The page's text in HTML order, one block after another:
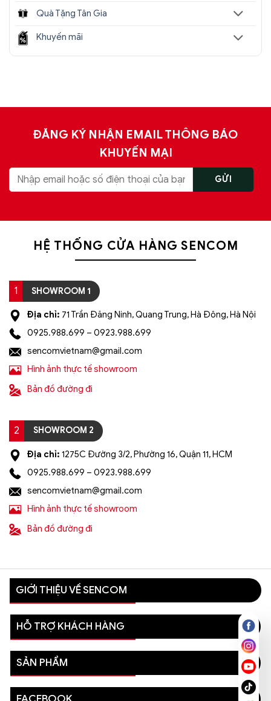
Quà Tặng Tân Gia
Khuyến mãi
ĐĂNG KÝ NHẬN EMAIL THÔNG BÁO
KHUYẾN MẠI
HỆ THỐNG CỬA HÀNG SENCOM
1 SHOWROOM 1
Địa chỉ: 71 Trần Đăng Ninh, Quang Trung, Hà Đông, Hà Nội
0925.988.699 – 0923.988.699
sencomvietnam@gmail.com
Hình ảnh thực tế showroom
Bản đồ đường đi
2 SHOWROOM 2
Địa chỉ: 1275C Đường 3/2, Phường 16, Quận 11, HCM
0925.988.699 – 0923.988.699
sencomvietnam@gmail.com
Hình ảnh thực tế showroom
Bản đồ đường đi
GIỚI THIỆU VỀ SENCOM
HỖ TRỢ KHÁCH HÀNG
SẢN PHẨM